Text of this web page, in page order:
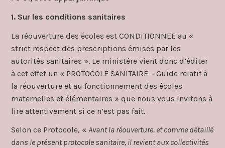
1. Sur les conditions sanitaires
La réouverture des écoles est CONDITIONNEE au «
strict respect des prescriptions émises par les
autorités sanitaires ». Le ministère vient donc d’éditer
à cet effet un « PROTOCOLE SANITAIRE – Guide relatif à
la réouverture et au fonctionnement des écoles
maternelles et élémentaires » que nous vous invitons à
lire attentivement si ce n’est pas fait.
Selon ce Protocole, «Avant la réouverture, et comme détaillé
dans le présent protocole sanitaire, il revient aux collectivités